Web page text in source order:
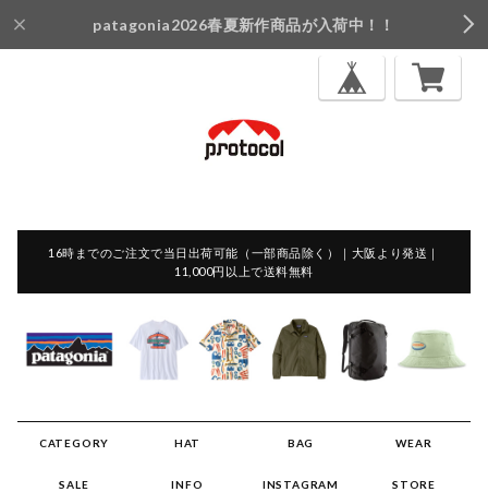
patagonia2026春夏新作商品が入荷中！！
16時までのご注文で当日出荷可能（一部商品除く）｜大阪より発送｜
11,000円以上で送料無料
CATEGORY HAT BAG WEAR
SALE INFO INSTAGRAM STORE